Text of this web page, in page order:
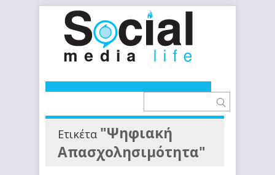
Ετικέτα "Ψηφιακή
Απασχολησιμότητα"